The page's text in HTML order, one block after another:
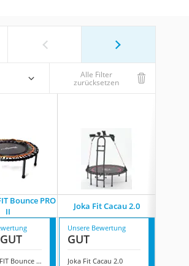
Alle Filter
zurücksetzen
Bounce PRO
II
Joka Fit Cacau 2.0
Maximus FIT Bounce PRO II
Unsere Bewertung
GUT
Joka Fit Cacau 2.0